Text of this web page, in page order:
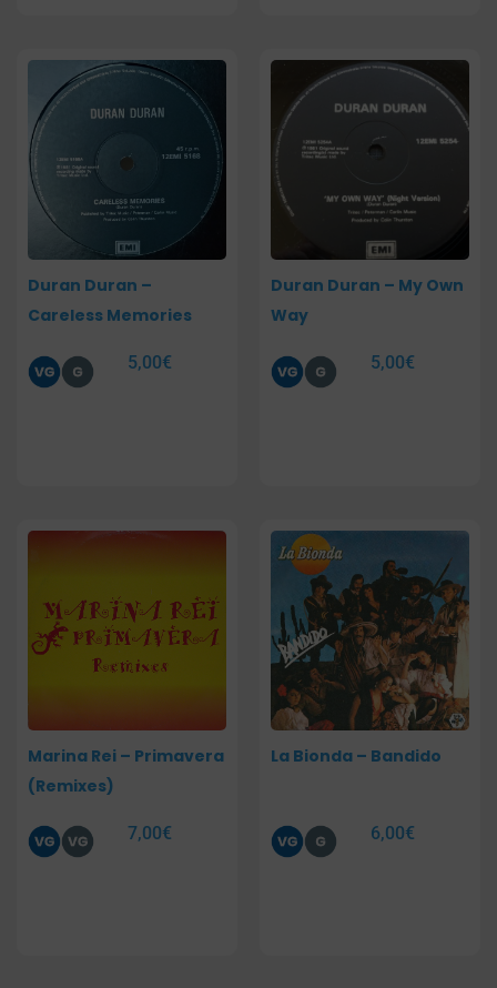
Duran Duran –
Careless Memories
5,00€
Duran Duran – My Own
Way
5,00€
Marina Rei – Primavera
(Remixes)
7,00€
La Bionda – Bandido
6,00€